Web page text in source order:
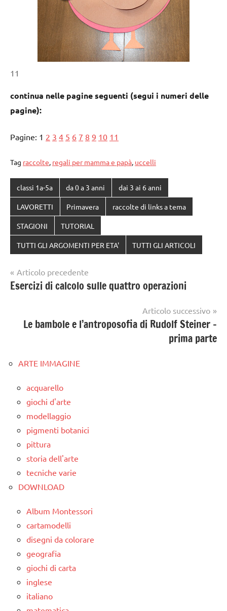
11
continua nelle pagine seguenti (segui i numeri delle
pagine):
Pagine: 1 2 3 4 5 6 7 8 9 10 11
Tag raccolte, regali per mamma e papà, uccelli
classi 1a-5a da 0 a 3 anni dai 3 ai 6 anni
LAVORETTI Primavera raccolte di links a tema
STAGIONI TUTORIAL
TUTTI GLI ARGOMENTI PER ETA' TUTTI GLI ARTICOLI
Navigazione
articoli
Articolo precedente
Esercizi di calcolo sulle quattro operazioni
Articolo successivo
Le bambole e l’antroposofia di Rudolf Steiner –
prima parte
ARTE IMMAGINE
acquarello
giochi d'arte
modellaggio
pigmenti botanici
pittura
storia dell'arte
tecniche varie
DOWNLOAD
Album Montessori
cartamodelli
disegni da colorare
geografia
giochi di carta
inglese
italiano